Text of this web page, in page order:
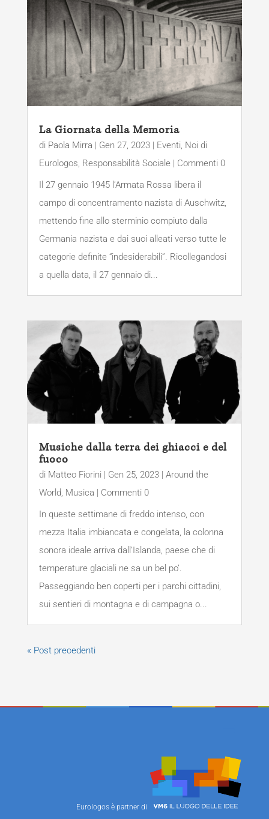
La Giornata della Memoria
di Paola Mirra | Gen 27, 2023| Eventi, Noi di
Eurologos, Responsabilità Sociale| Commenti 0
Il 27 gennaio 1945 l’Armata Rossa libera il
campo di concentramento nazista di Auschwitz,
mettendo fine allo sterminio compiuto dalla
Germania nazista e dai suoi alleati verso tutte le
categorie definite “indesiderabili”. Ricollegandosi
a quella data, il 27 gennaio di...
Musiche dalla terra dei ghiacci e del
fuoco
di Matteo Fiorini| Gen 25, 2023| Around the
World, Musica | Commenti 0
In queste settimane di freddo intenso, con
mezza Italia imbiancata e congelata, la colonna
sonora ideale arriva dall’Islanda, paese che di
temperature glaciali ne sa un bel po’.
Passeggiando ben coperti per i parchi cittadini,
sui sentieri di montagna e di campagna o...
« Post precedenti
Eurologos è partner di